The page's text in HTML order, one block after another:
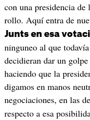
con una presidencia
rollo. Aquí entra de
Junts en esa
ninguneo al que
decidieran dar un
haciendo que la
digamos en manos
negociaciones, en las
respecto a esa